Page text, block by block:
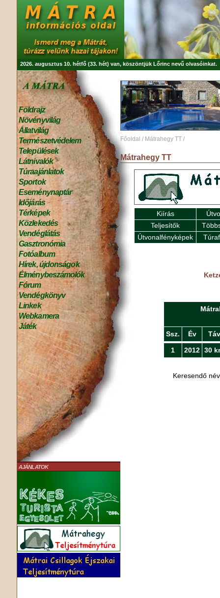
2026. augusztus 10. hétfő (33. hét) van, köszöntjük Lőrinc nevű olvasóinkat.
Földrajz
Növényvilág
Állatvilág
Természetvédelem
Települések
Látnivalók
Túraajánlatok
Sportok
Eseménynaptár
Időjárás
Térképek
Közlekedés
Vendéglátás
Gasztronómia
Fotóalbum
Hírek, újdonságok
Élménybeszámolók
Fórum
Vendégkönyv
Linkek
Webkamera
Játék
AJÁNLATOK
Főoldal / Mátrahegy TT /
Mátrahegy TT
Kiírás
Teljesítők
Útvonalfényképek
Ssz. Év Táv
1 2012 30
Keresendő